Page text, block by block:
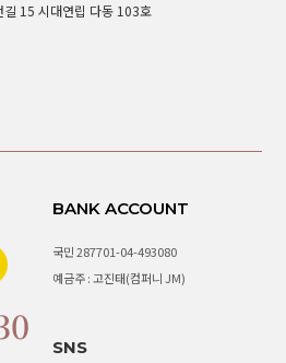
15 시대연립 다동 103호
BANK ACCOUNT
국민 287701-04-493080
예금주 : 고진태(컴퍼니 JM)
SNS